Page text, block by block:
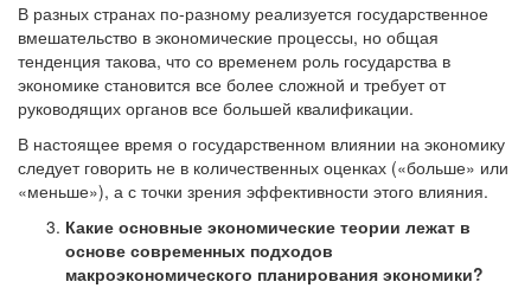
В разных странах по-разному реализуется государственное
вмешательство в экономические процессы, но общая
тенденция такова, что со временем роль государства в
экономике становится все более сложной и требует от
руководящих органов все большей квалификации.
В настоящее время о государственном влиянии на экономику
следует говорить не в количественных оценках («больше» или
«меньше»), а с точки зрения эффективности этого влияния.
Какие основные экономические теории лежат в
основе современных подходов
макроэкономического планирования экономики?